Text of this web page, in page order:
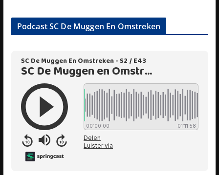
Podcast SC De Muggen En Omstreken